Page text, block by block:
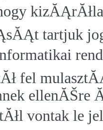
tartjuk
fel
ellenĂŠre
vontak le